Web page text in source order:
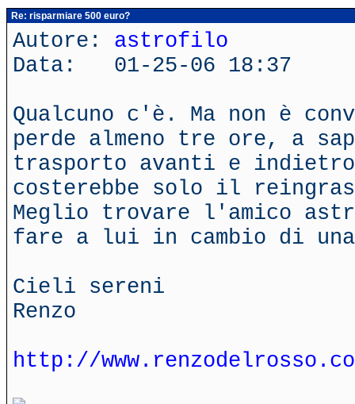
Re: risparmiare 500 euro?
Autore: astrofilo
Data: 01-25-06 18:37
Qualcuno c'è. Ma non è
perde almeno tre ore, a
trasporto avanti e indietro
costerebbe solo il
Meglio trovare l'amico
fare a lui in cambio di
Cieli sereni
Renzo
http://